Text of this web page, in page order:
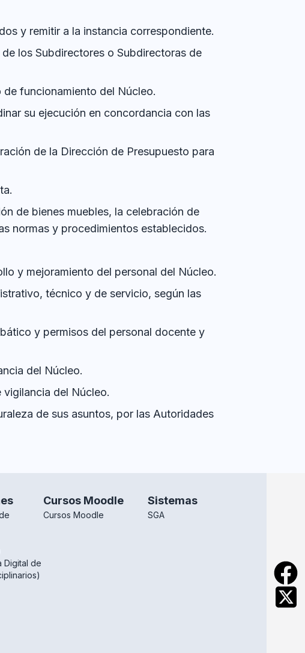
y remitir a la instancia correspondiente.
los Subdirectores o Subdirectoras de
funcionamiento del Núcleo.
su ejecución en concordancia con las
de la Dirección de Presupuesto para
de bienes muebles, la celebración de
normas y procedimientos establecidos.
y mejoramiento del personal del Núcleo.
técnico y de servicio, según las
y permisos del personal docente y
del Núcleo.
del Núcleo.
de sus asuntos, por las Autoridades
Digital de
Cursos Moodle
Cursos Moodle
Sistemas
SGA